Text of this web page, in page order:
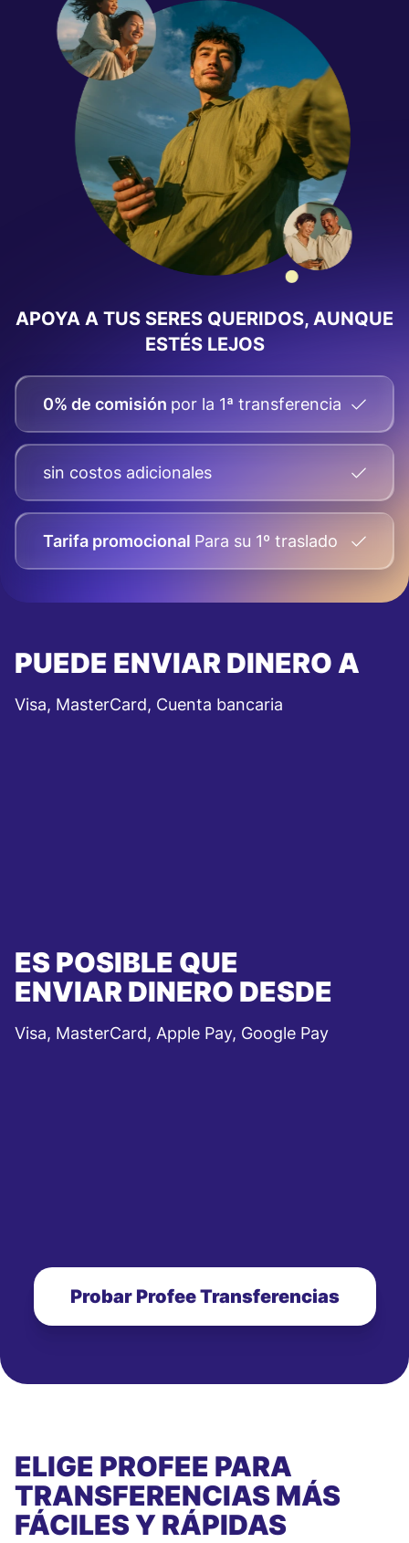
APOYA A TUS SERES QUERIDOS, AUNQUE
ESTÉS LEJOS
0% de comisión por la 1ª transferencia
sin costos adicionales
Tarifa promocional Para su 1º traslado
PUEDE ENVIAR DINERO A
Visa, MasterCard, Cuenta bancaria
ES POSIBLE QUE
ENVIAR DINERO DESDE
Visa, MasterCard, Apple Pay, Google Pay
Probar Profee Transferencias
ELIGE PROFEE PARA
TRANSFERENCIAS MÁS
FÁCILES Y RÁPIDAS